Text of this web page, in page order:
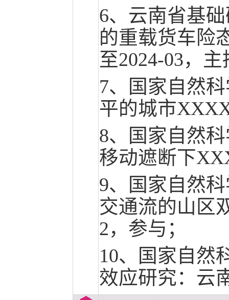
6、云南省基
的重载货车险
至2024-03，主
7、国家自然
平的城市
8、国家自然
移动遮断下
9、国家自然
交通流的山区
2，参与；
10、国家自然
效应研究：云